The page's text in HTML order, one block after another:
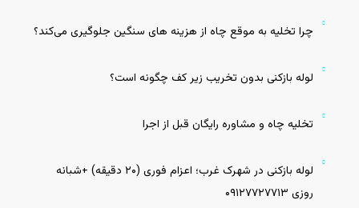
چرا تخلیه به‌ موقع چاه از هزینه‌ های سنگین جلوگیری می‌کند؟
لوله بازکنی بدون تخریب زیر کف چگونه است؟
تخلیه چاه و مشاوره رایگان قبل از اجرا
لوله بازکنی در شهرک غرب؛ اعزام فوری (۲۰ دقیقه) +شبانه
روزی ۰۹۱۲۷۷۲۷۷۱۳